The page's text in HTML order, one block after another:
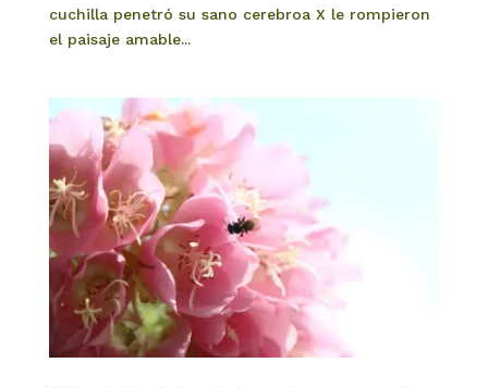
cuchilla penetró su sano cerebroa X le rompieron
el paisaje amable...